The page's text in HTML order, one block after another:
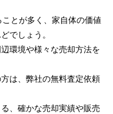
とが多く、家自体の価値
でしょう。
環境や様々な売却方法を
は、 弊社の無料査定依頼
、確かな売却実績や販売